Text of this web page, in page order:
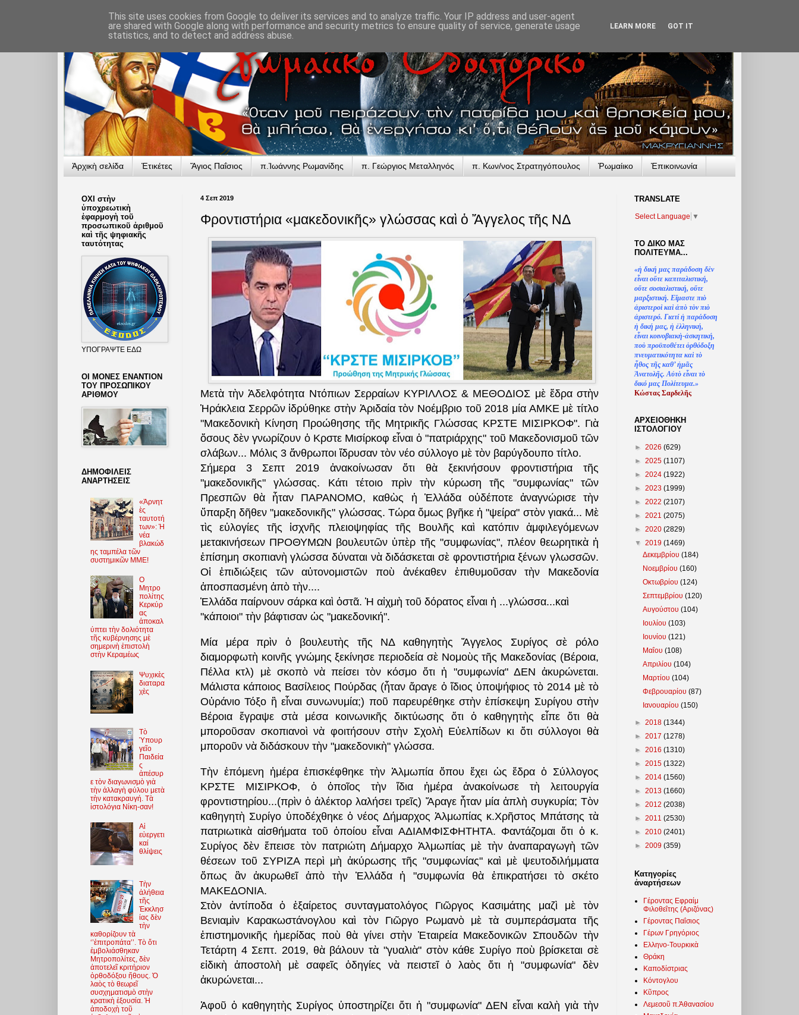
Ἀρχικὴ σελίδα Ἐτικέτες Ἅγιος Παΐσιος π.Ἰωάννης Ρωμανίδης π. Γεώργιος Μεταλληνός π. Κων/νος Στρατηγόπουλος Ῥωμαίικο Ἐπικοινωνία
4 Σεπ 2019
Φροντιστήρια «μακεδονικῆς» γλώσσας καὶ ὁ Ἄγγελος τῆς ΝΔ
Μετὰ τὴν Ἀδελφότητα Ντόπιων Σερραίων ΚΥΡΙΛΛΟΣ & ΜΕΘΟΔΙΟΣ μὲ ἕδρα στὴν
Ἡράκλεια Σερρῶν ἱδρύθηκε στὴν Ἀριδαία τὸν Νοέμβριο τοῦ 2018 μία ΑΜΚΕ μὲ τίτλο
"Μακεδονικὴ Κίνηση Προώθησης τῆς Μητρικῆς Γλώσσας ΚΡΣΤΕ ΜΙΣΙΡΚΟΦ". Γιὰ
ὅσους δὲν γνωρίζουν ὁ Κρστε Μισίρκοφ εἶναι ὁ "πατριάρχης" τοῦ Μακεδονισμοῦ τῶν
σλάβων... Μόλις 3 ἄνθρωποι ἵδρυσαν τὸν νέο σύλλογο μὲ τὸν βαρύγδουπο τίτλο.
Σήμερα 3 Σεπτ 2019 ἀνακοίνωσαν ὅτι θὰ ξεκινήσουν φροντιστήρια τῆς
"μακεδονικῆς" γλώσσας. Κάτι τέτοιο πρὶν τὴν κύρωση τῆς "συμφωνίας" τῶν
Πρεσπῶν θὰ ἦταν ΠΑΡΑΝΟΜΟ, καθὼς ἡ Ἑλλάδα οὐδέποτε ἀναγνώρισε τὴν
ὕπαρξη δῆθεν "μακεδονικῆς" γλώσσας. Τώρα ὅμως βγῆκε ἡ "ψείρα" στὸν γιακά... Μὲ
τὶς εὐλογίες τῆς ἰσχνῆς πλειοψηφίας τῆς Βουλῆς καὶ κατόπιν ἀμφιλεγόμενων
μετακινήσεων ΠΡΟΘΥΜΩΝ βουλευτῶν ὑπὲρ τῆς "συμφωνίας", πλέον θεωρητικὰ ἡ
ἐπίσημη σκοπιανὴ γλώσσα δύναται νὰ διδάσκεται σὲ φροντιστήρια ξένων γλωσσῶν.
Οἱ ἐπιδιώξεις τῶν αὐτονομιστῶν ποὺ ἀνέκαθεν ἐπιθυμοῦσαν τὴν Μακεδονία
ἀποσπασμένη ἀπὸ τὴν....
Ἑλλάδα παίρνουν σάρκα καὶ ὀστᾶ. Ἡ αἰχμὴ τοῦ δόρατος εἶναι ἡ ...γλώσσα...καὶ
"κάποιοι" τὴν βάφτισαν ὡς "μακεδονική".
Μία μέρα πρὶν ὁ βουλευτὴς τῆς ΝΔ καθηγητὴς Ἄγγελος Συρίγος σὲ ρόλο
διαμορφωτὴ κοινῆς γνώμης ξεκίνησε περιοδεία σὲ Νομοὺς τῆς Μακεδονίας (Βέροια,
Πέλλα κτλ) μὲ σκοπὸ νὰ πείσει τὸν κόσμο ὅτι ἡ "συμφωνία" ΔΕΝ ἀκυρώνεται.
Μάλιστα κάποιος Βασίλειος Πούρδας (ἦταν ἄραγε ὁ ἴδιος ὑποψήφιος τὸ 2014 μὲ τὸ
Οὐράνιο Τόξο ἢ εἶναι συνωνυμία;) ποῦ παρευρέθηκε στὴν ἐπίσκεψη Συρίγου στὴν
Βέροια ἔγραψε στὰ μέσα κοινωνικῆς δικτύωσης ὅτι ὁ καθηγητὴς εἶπε ὅτι θὰ
μποροῦσαν σκοπιανοὶ νὰ φοιτήσουν στὴν Σχολὴ Εὐελπίδων κι ὅτι σύλλογοι θὰ
μποροῦν νὰ διδάσκουν τὴν "μακεδονικὴ" γλώσσα.
Τὴν ἑπόμενη ἡμέρα ἐπισκέφθηκε τὴν Ἀλμωπία ὅπου ἔχει ὡς ἕδρα ὁ Σύλλογος
ΚΡΣΤΕ ΜΙΣΙΡΚΟΦ, ὁ ὁποῖος τὴν ἴδια ἡμέρα ἀνακοίνωσε τὴ λειτουργία
φροντιστηρίου...(πρὶν ὁ ἀλέκτορ λαλήσει τρεῖς) Ἄραγε ἦταν μία ἁπλὴ συγκυρία; Τὸν
καθηγητὴ Συρίγο ὑποδέχθηκε ὁ νέος Δήμαρχος Ἀλμωπίας κ.Χρῆστος Μπάτσης τὰ
πατριωτικὰ αἰσθήματα τοῦ ὁποίου εἶναι ΑΔΙΑΜΦΙΣΦΗΤΗΤΑ. Φαντάζομαι ὅτι ὁ κ.
Συρίγος δὲν ἔπεισε τὸν πατριώτη Δήμαρχο Ἀλμωπίας μὲ τὴν ἀναπαραγωγὴ τῶν
θέσεων τοῦ ΣΥΡΙΖΑ περὶ μὴ ἀκύρωσης τῆς "συμφωνίας" καὶ μὲ ψευτοδιλήμματα
ὅπως ἂν ἀκυρωθεῖ ἀπὸ τὴν Ἑλλάδα ἡ "συμφωνία θὰ ἐπικρατήσει τὸ σκέτο
ΜΑΚΕΔΟΝΙΑ.
Στὸν ἀντίποδα ὁ ἐξαίρετος συνταγματολόγος Γιῶργος Κασιμάτης μαζὶ μὲ τὸν
Βενιαμὶν Καρακωστάνογλου καὶ τὸν Γιῶργο Ρωμανὸ μὲ τὰ συμπεράσματα τῆς
ἐπιστημονικῆς ἡμερίδας ποὺ θὰ γίνει στὴν Ἑταιρεία Μακεδονικῶν Σπουδῶν τὴν
Τετάρτη 4 Σεπτ. 2019, θὰ βάλουν τὰ "γυαλιὰ" στὸν κάθε Συρίγο ποὺ βρίσκεται σὲ
εἰδικὴ ἀποστολὴ μὲ σαφεῖς ὁδηγίες νὰ πειστεῖ ὁ λαὸς ὅτι ἡ "συμφωνία" δὲν
ἀκυρώνεται...
Ἀφοῦ ὁ καθηγητὴς Συρίγος ὑποστηρίζει ὅτι ἡ "συμφωνία" ΔΕΝ εἶναι καλὴ γιὰ τὴν
ΟΧΙ στὴν
ὑποχρεωτικὴ
ἐφαρμογὴ τοῦ
προσωπικοῦ ἀριθμοῦ
καὶ τῆς ψηφιακῆς
ταυτότητας
ΥΠΟΓΡΑΨΤΕ ΕΔΩ
ΟΙ ΜΟΝΕΣ ΕΝΑΝΤΙΟΝ
ΤΟΥ ΠΡΟΣΩΠΙΚΟΥ
ΑΡΙΘΜΟΥ
ΔΗΜΟΦΙΛΕΙΣ
ΑΝΑΡΤΗΣΕΙΣ
«Ἀρνητ
ὲς
ταυτοτή
των»: Ἡ
νέα
βλακώδ
ης ταμπέλα τῶν
συστημικῶν ΜΜΕ!
O
Μητρο
πολίτης
Κερκύρ
ας
ἀποκαλ
ύπτει τὴν δολιότητα
τῆς κυβέρνησης μὲ
σημερινὴ ἐπιστολὴ
στὴν Κεραμέως
Ψυχικὲς
διαταρα
χὲς
Τὸ
Ὑπουρ
γεῖο
Παιδεία
ς
ἀπέσυρ
ε τὸν διαγωνισμὸ γιὰ
τὴν ἀλλαγὴ φύλου μετὰ
τὴν κατακραυγή. Τὰ
ἱστολόγια Νίκη-σαν!
Αἱ
εὐεργετι
καί
θλίψεις
Τὴν
ἀλήθεια
τῆς
Ἐκκλησ
ίας δὲν
τὴν
καθορίζουν τὰ
‘’ἐπιτροπάτα’’. Τὸ ὅτι
ἐμβολιάσθηκαν
Μητροπολίτες, δὲν
ἀποτελεῖ κριτήριον
ὀρθοδόξου ἤθους. Ὁ
λαὸς τὸ θεωρεῖ
συσχηματισμὸ στὴν
κρατικὴ ἐξουσία. Ἡ
ἀποδοχὴ τοῦ
TRANSLATΕ
Select Language ▼
ΤΟ ΔΙΚΟ ΜΑΣ
ΠΟΛΙΤΕΥΜΑ...
«ἡ δική μας παράδοση δὲν
εἶναι οὔτε καπιταλιστική,
οὔτε σοσιαλιστική, οὔτε
μαρξιστική. Εἴμαστε πιὸ
ἀριστεροὶ καὶ ἀπὸ τὸν πιὸ
ἀριστερό. Γιατίἡ παράδοση
ἡ δική μας, ἡ ἑλληνική,
εἶναι κοινοβιακὴ-ἀσκητική,
ποὺ προϋποθέτει ὀρθόδοξη
πνευματικότητα καὶ τὸ
ἦθος τῆς καθ’ἠμᾶς
Ἀνατολῆς. Αὐτὸ εἶναι τὸ
δικό μας Πολίτευμα.»
Κώστας Σαρδελῆς
ΑΡΧΕΙΟΘΗΚΗ
ΙΣΤΟΛΟΓΙΟΥ
► 2026 (629)
► 2025 (1107)
► 2024 (1922)
► 2023 (1999)
► 2022 (2107)
► 2021 (2075)
► 2020 (2829)
▼ 2019 (1469)
Δεκεμβρίου(184)
Νοεμβρίου(160)
Οκτωβρίου(124)
Σεπτεμβρίου(120)
Αυγούστου(104)
Ιουλίου(103)
Ιουνίου(121)
Μαΐου(108)
Απριλίου(104)
Μαρτίου(104)
Φεβρουαρίου(87)
Ιανουαρίου(150)
► 2018 (1344)
► 2017 (1278)
► 2016 (1310)
► 2015 (1322)
► 2014 (1560)
► 2013 (1660)
► 2012 (2038)
► 2011 (2530)
► 2010 (2401)
► 2009 (359)
Κατηγορίες
ἀναρτήσεων
Γέροντας Εφραίμ
Φιλοθεΐτης (Αριζόνας)
Γέροντας Παΐσιος
Γέρων Γρηγόριος
Ελληνο-Τουρκικὰ
Θράκη
Καποδίστριας
Κόντογλου
Κῦπρος
Λεμεσοῦ π.Ἀθανασίου
This site uses cookies from Google to deliver its services and to analyze traffic. Your IP address and user-agent
are shared with Google along with performance and security metrics to ensure quality of service, generate usage
statistics, and to detect and address abuse.
LEARN MORE GOT IT